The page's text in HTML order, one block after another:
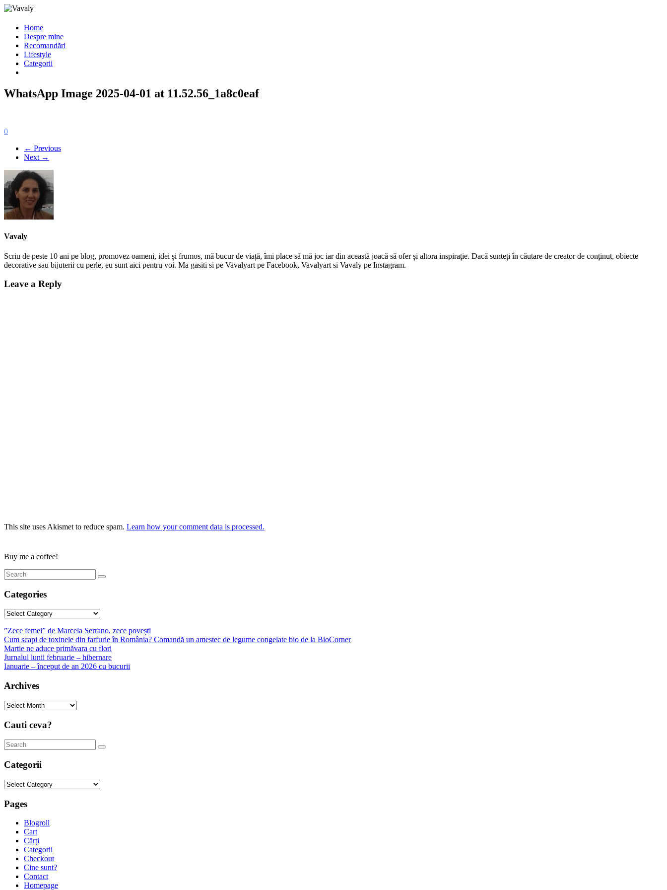
Home
Despre mine
Recomandări
Lifestyle
Categorii
WhatsApp Image 2025-04-01 at 11.52.56_1a8c0eaf
0
← Previous
Next →
Vavaly
Scriu de peste 10 ani pe blog, promovez oameni, idei și frumos, mă bucur de viață, îmi place să mă joc iar din această joacă să ofer și altora inspirație. Dacă sunteți în căutare de creator de conținut, obiecte
decorative sau bijuterii cu perle, eu sunt aici pentru voi. Ma gasiti si pe Vavalyart pe Facebook, Vavalyart si Vavaly pe Instagram.
Leave a Reply
This site uses Akismet to reduce spam. Learn how your comment data is processed.
Buy me a coffee!
Categories
Categories
”Zece femei” de Marcela Serrano, zece povești
Cum scapi de toxinele din farfurie în România? Comandă un amestec de legume congelate bio de la BioCorner
Martie ne aduce primăvara cu flori
Jurnalul lunii februarie – hibernare
Ianuarie – început de an 2026 cu bucurii
Archives
Archives
Cauti ceva?
Categorii
Categorii
Pages
Blogroll
Cart
Cărți
Categorii
Checkout
Cine sunt?
Contact
Homepage